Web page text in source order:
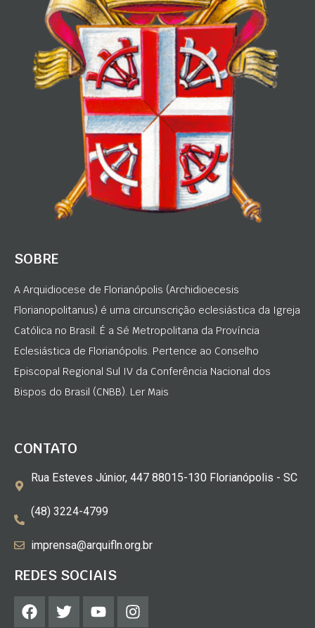
SOBRE
A Arquidiocese de Florianópolis (Archidioecesis
Florianopolitanus) é uma circunscrição eclesiástica da Igreja
Católica no Brasil. É a Sé Metropolitana da Província
Eclesiástica de Florianópolis. Pertence ao Conselho
Episcopal Regional Sul IV da Conferência Nacional dos
Bispos do Brasil (CNBB). Ler Mais
CONTATO
Rua Esteves Júnior, 447 88015-130 Florianópolis - SC
(48) 3224-4799
imprensa@arquifln.org.br
REDES SOCIAIS